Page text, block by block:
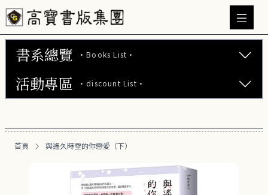
書系總覽 ·Books List·
文學小說 (737)
醫療保健 (54)
活動專區 ·discount List·
【2本7折】高寶小說系列全圖鑑書展
【2套7折】高寶小說系列全圖鑑書展
首頁 與遙久時空的你戀愛（下）